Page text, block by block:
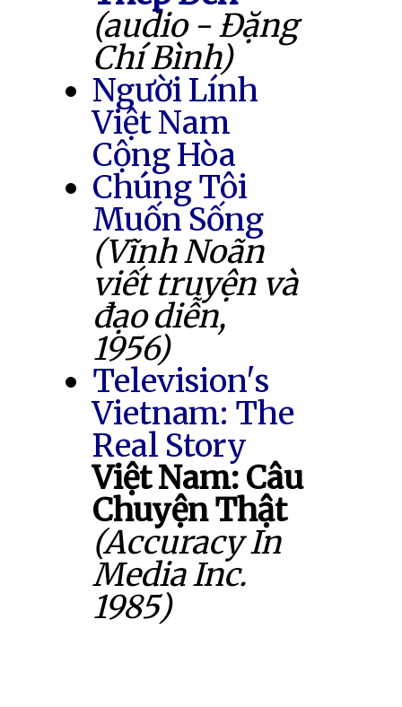
(audio - Đặng
Chí Bình)
Người Lính
Việt Nam
Cộng Hòa
Chúng Tôi
Muốn Sống
(Vĩnh Noãn
viết truyện và
đạo diễn,
1956)
Television's
Vietnam: The
Real Story
Việt Nam: Câu
Chuyện Thật
(Accuracy In
Media Inc.
1985)